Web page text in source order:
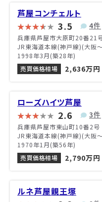
芦屋コンチェルト
3.5 4件
兵庫県芦屋市大原町20番21
JR東海道本線(神戸線)(大阪
1998年3月(築28年)
売買価格相場
2,636万円
ローズハイツ芦屋
2.6 3件
兵庫県芦屋市東山町10番2号
JR東海道本線(神戸線)(大阪
1970年1月(築56年)
売買価格相場
2,790万円
ルネ芦屋親王塚